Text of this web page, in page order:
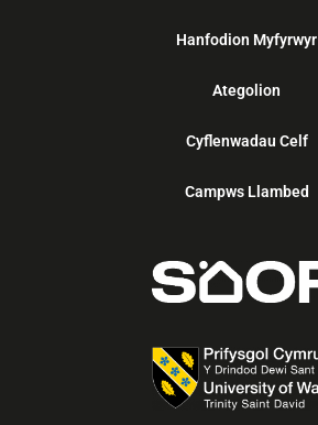
Hanfodion Myfyrwyr
Ategolion
Cyflenwadau Celf
Campws Llambed